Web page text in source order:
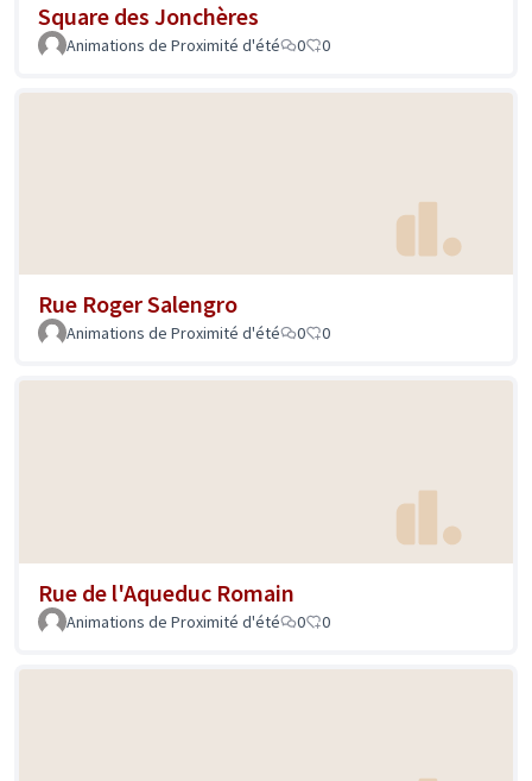
Square des Jonchères
Animations de Proximité d'été 0 0
Rue Roger Salengro
Animations de Proximité d'été 0 0
Rue de l'Aqueduc Romain
Animations de Proximité d'été 0 0